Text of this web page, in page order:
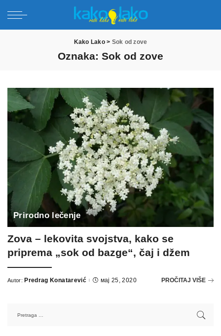
Kako Lako> Sok od zove
Oznaka: Sok od zove
Prirodno lečenje
Zova – lekovita svojstva, kako se
priprema „sok od bazge“, čaj i džem
Autor: Predrag Konatarević мај 25, 2020 PROČITAJ VIŠE